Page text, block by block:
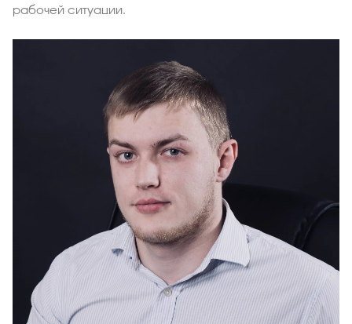
рабочей ситуации.